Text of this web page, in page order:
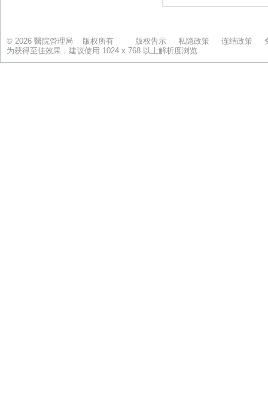
© 2026 醫院管理局 版权所有 版权告示 私隐政策 连结政策
为获得至佳效果，建议使用 1024 x 768 以上解析度浏览